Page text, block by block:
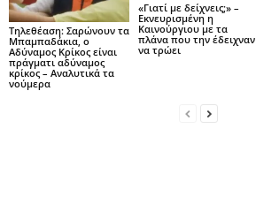
Τηλεθέαση: Σαρώνουν τα
Μπαμπαδάκια, ο
Αδύναμος Κρίκος είναι
πράγματι αδύναμος
κρίκος – Αναλυτικά τα
νούμερα
«Γιατί με δείχνεις;» –
Εκνευρισμένη η
Καινούργιου με τα
πλάνα που την έδειχναν
να τρώει